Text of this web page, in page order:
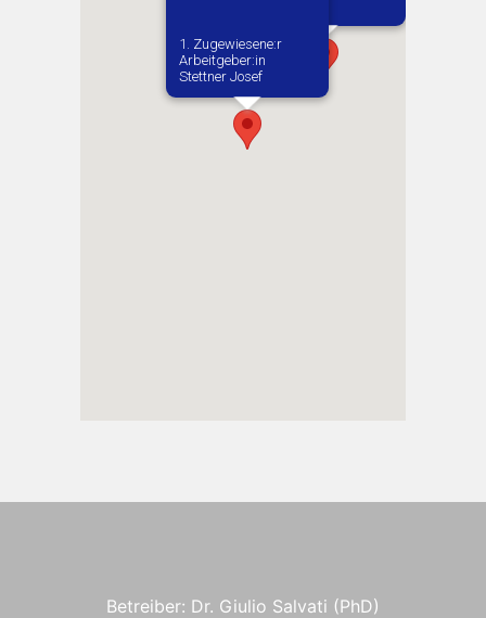
1. Zugewiesene:r
Arbeitgeber:in​
Stettner Josef
Betreiber: Dr. Giulio Salvati (PhD)